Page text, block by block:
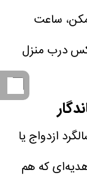
ساعت
درب منزل
ازدواج یا
که هم